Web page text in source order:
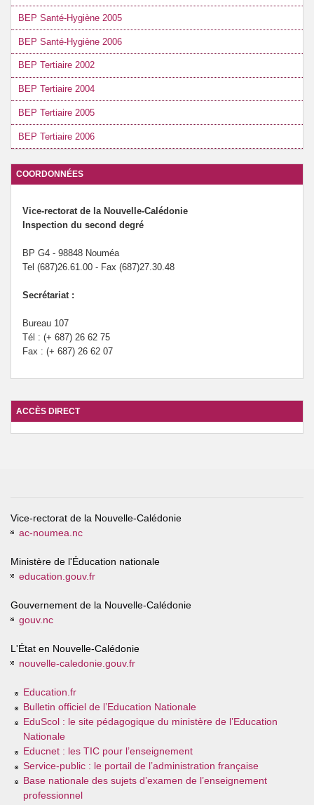
BEP Santé-Hygiène 2005
BEP Santé-Hygiène 2006
BEP Tertiaire 2002
BEP Tertiaire 2004
BEP Tertiaire 2005
BEP Tertiaire 2006
COORDONNÉES
Vice-rectorat de la Nouvelle-Calédonie
Inspection du second degré
BP G4 - 98848 Nouméa
Tel (687)26.61.00 - Fax (687)27.30.48
Secrétariat :
Bureau 107
Tél : (+ 687) 26 62 75
Fax : (+ 687) 26 62 07
ACCÈS DIRECT
Vice-rectorat de la Nouvelle-Calédonie
ac-noumea.nc
Ministère de l'Éducation nationale
education.gouv.fr
Gouvernement de la Nouvelle-Calédonie
gouv.nc
L'État en Nouvelle-Calédonie
nouvelle-caledonie.gouv.fr
Education.fr
Bulletin officiel de l’Education Nationale
EduScol : le site pédagogique du ministère de l’Education
Nationale
Educnet : les TIC pour l’enseignement
Service-public : le portail de l’administration française
Base nationale des sujets d’examen de l’enseignement
professionnel